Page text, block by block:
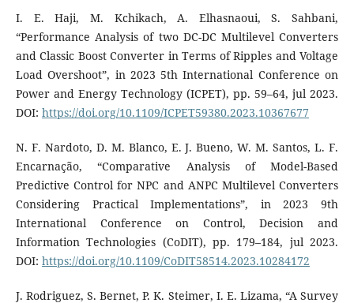
I. E. Haji, M. Kchikach, A. Elhasnaoui, S. Sahbani,
“Performance Analysis of two DC-DC Multilevel Converters
and Classic Boost Converter in Terms of Ripples and Voltage
Load Overshoot”, in 2023 5th International Conference on
Power and Energy Technology (ICPET), pp. 59–64, jul 2023.
DOI: https://doi.org/10.1109/ICPET59380.2023.10367677
N. F. Nardoto, D. M. Blanco, E. J. Bueno, W. M. Santos, L. F.
Encarnação, “Comparative Analysis of Model-Based
Predictive Control for NPC and ANPC Multilevel Converters
Considering Practical Implementations”, in 2023 9th
International Conference on Control, Decision and
Information Technologies (CoDIT), pp. 179–184, jul 2023.
DOI: https://doi.org/10.1109/CoDIT58514.2023.10284172
J. Rodriguez, S. Bernet, P. K. Steimer, I. E. Lizama, “A Survey